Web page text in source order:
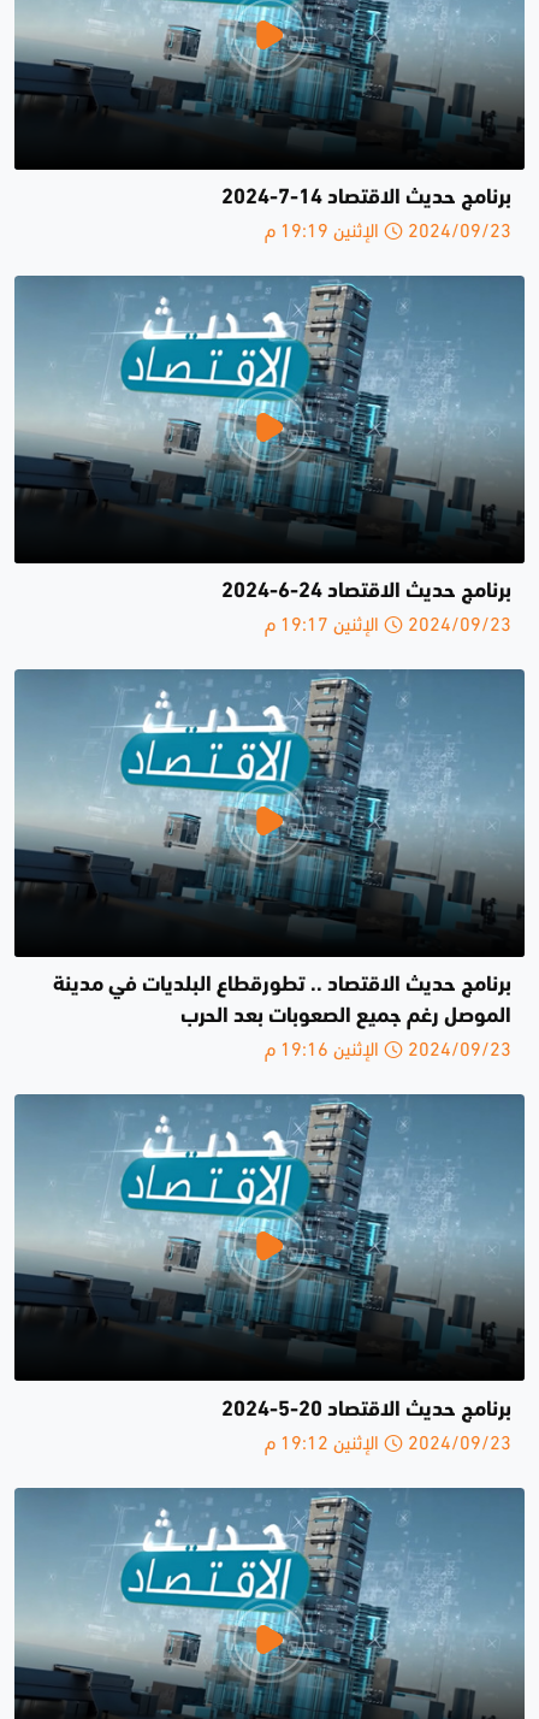
برنامج حديث الاقتصاد 14-7-2024
2024/09/23 الإثنين 19:19 م
برنامج حديث الاقتصاد 24-6-2024
2024/09/23 الإثنين 19:17 م
برنامج حديث الاقتصاد .. تطورقطاع البلديات في مدينة
الموصل رغم جميع الصعوبات بعد الحرب
2024/09/23 الإثنين 19:16 م
برنامج حديث الاقتصاد 20-5-2024
2024/09/23 الإثنين 19:12 م